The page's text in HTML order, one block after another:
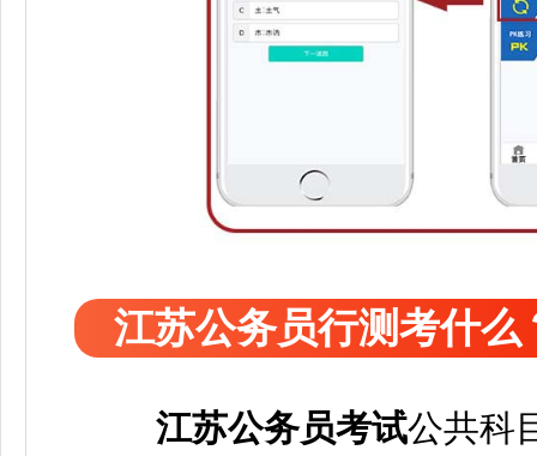
江苏公务员行测考什么
江苏公务员考试公共科